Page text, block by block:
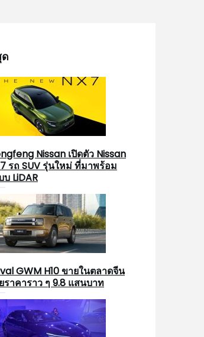
Nissan เปิดตัว Nissan
รถ SUV รุ่นใหม่ ที่มาพร้อม
บ LiDAR
GWM H10 ขายในตลาดจีน
ราคาราว ๆ 9.8 แสนบาท